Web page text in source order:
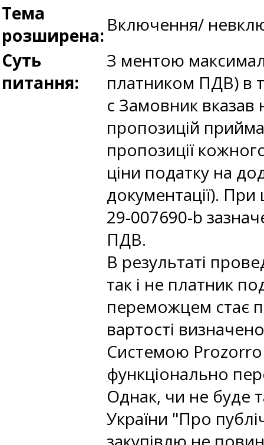
Тема
розширена: Включення/
Суть
питання:
З ментою
платником ПДВ) в
c Замовник вказав
пропозицій
пропозиції
ціни податку на
документації). При
29-007690-b
ПДВ.
В результаті
так і не платник
переможцем стає
вартості
Системою Prozorro
функціонально
Однак, чи не буде
України "Про